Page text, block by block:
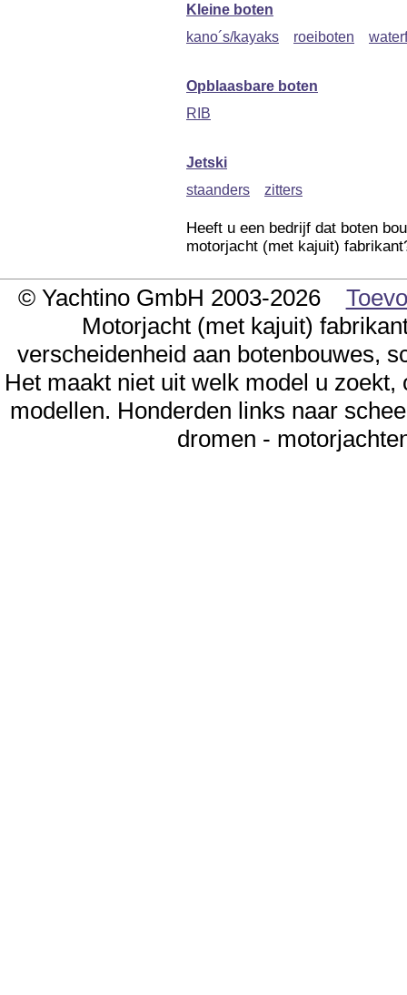
Kleine boten
kano´s/kayaks
roeiboten
Opblaasbare boten
RIB
Jetski
staanders
zitters
Heeft u een bedrijf dat boten
motorjacht (met kajuit)
© Yachtino GmbH 2003-2026
Motorjacht (met kajuit)
verscheidenheid aan botenbouwes,
Het maakt niet uit welk model u
modellen. Honderden links naar
dromen -